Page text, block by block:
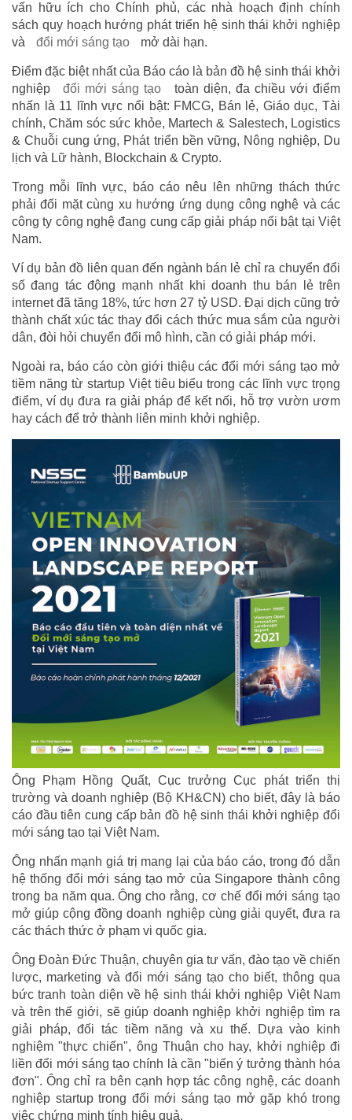
vấn hữu ích cho Chính phủ, các nhà hoạch định chính
sách quy hoạch hướng phát triển hệ sinh thái khởi nghiệp
và
đổi mới sáng tạo mở dài hạn.
Điểm đặc biệt nhất của Báo cáo là bản đồ hệ sinh thái khởi
nghiệp
đổi mới sáng tạo
toàn diện, đa chiều với điểm
nhấn là 11 lĩnh vực nổi bật: FMCG, Bán lẻ, Giáo dục, Tài
chính, Chăm sóc sức khỏe, Martech & Salestech, Logistics
& Chuỗi cung ứng, Phát triển bền vững, Nông nghiệp, Du
lịch và Lữ hành, Blockchain & Crypto.
Trong mỗi lĩnh vực, báo cáo nêu lên những thách thức
phải đối mặt cùng xu hướng ứng dụng công nghệ và các
công ty công nghệ đang cung cấp giải pháp nổi bật tại Việt
Nam.
Ví dụ bản đồ liên quan đến ngành bán lẻ chỉ ra chuyển đổi
số đang tác động mạnh nhất khi doanh thu bán lẻ trên
internet đã tăng 18%, tức hơn 27 tỷ USD. Đại dịch cũng trở
thành chất xúc tác thay đổi cách thức mua sắm của người
dân, đòi hỏi chuyển đổi mô hình, cần có giải pháp mới.
Ngoài ra, báo cáo còn giới thiệu các đổi mới sáng tạo mở
tiềm năng từ startup Việt tiêu biểu trong các lĩnh vực trọng
điểm, ví dụ đưa ra giải pháp để kết nối, hỗ trợ vườn ươm
hay cách để trở thành liên minh khởi nghiệp.
Ông Phạm Hồng Quất, Cục trưởng Cục phát triển thị
trường và doanh nghiệp (Bộ KH&CN) cho biết, đây là báo
cáo đầu tiên cung cấp bản đồ hệ sinh thái khởi nghiệp đổi
mới sáng tạo tại Việt Nam.
Ông nhấn mạnh giá trị mang lại của báo cáo, trong đó dẫn
hệ thống đổi mới sáng tạo mở của Singapore thành công
trong ba năm qua. Ông cho rằng, cơ chế đổi mới sáng tạo
mở giúp cộng đồng doanh nghiệp cùng giải quyết, đưa ra
các thách thức ở phạm vi quốc gia.
Ông Đoàn Đức Thuận, chuyên gia tư vấn, đào tạo về chiến
lược, marketing và đổi mới sáng tạo cho biết, thông qua
bức tranh toàn diện về hệ sinh thái khởi nghiệp Việt Nam
và trên thế giới, sẽ giúp doanh nghiệp khởi nghiệp tìm ra
giải pháp, đối tác tiềm năng và xu thế. Dựa vào kinh
nghiệm "thực chiến", ông Thuận cho hay, khởi nghiệp đi
liền đổi mới sáng tạo chính là cần "biến ý tưởng thành hóa
đơn". Ông chỉ ra bên cạnh hợp tác công nghệ, các doanh
nghiệp startup trong đổi mới sáng tạo mở gặp khó trong
việc chứng minh tính hiệu quả.